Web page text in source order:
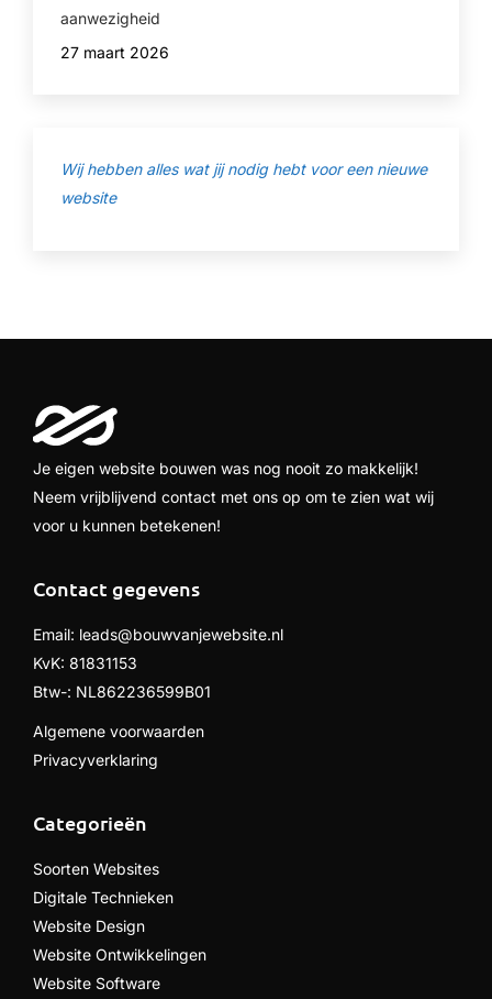
aanwezigheid
27 maart 2026
Wij hebben alles wat jij nodig hebt voor een nieuwe
website
Je eigen website bouwen was nog nooit zo makkelijk!
Neem vrijblijvend contact met ons op om te zien wat wij
voor u kunnen betekenen!
Contact gegevens
Email: leads@bouwvanjewebsite.nl
KvK: 81831153
Btw-: NL862236599B01
Algemene voorwaarden
Privacyverklaring
Categorieën
Soorten Websites
Digitale Technieken
Website Design
Website Ontwikkelingen
Website Software